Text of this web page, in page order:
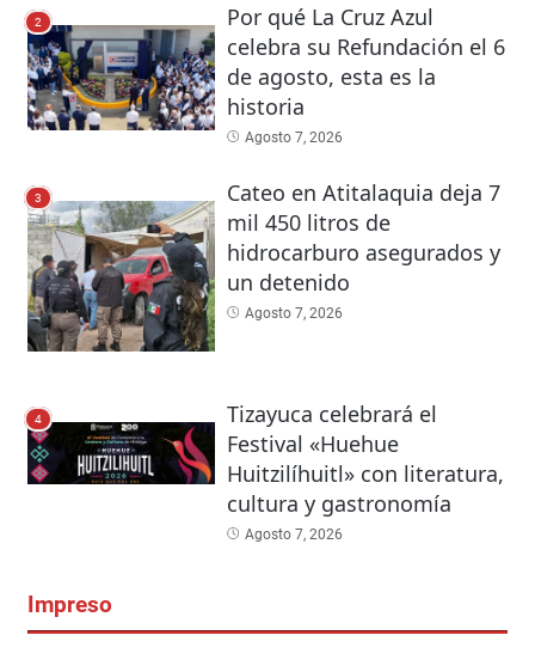
2
Por qué La Cruz Azul
celebra su Refundación el 6
de agosto, esta es la
historia
Agosto 7, 2026
3
Cateo en Atitalaquia deja 7
mil 450 litros de
hidrocarburo asegurados y
un detenido
Agosto 7, 2026
4
Tizayuca celebrará el
Festival «Huehue
Huitzilíhuitl» con literatura,
cultura y gastronomía
Agosto 7, 2026
Impreso